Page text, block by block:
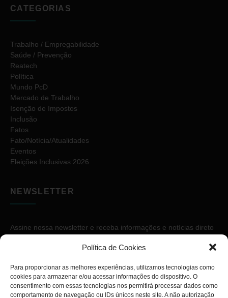
Política de Cookies
Para proporcionar as melhores experiências, utilizamos tecnologias como
cookies para armazenar e/ou acessar informações do dispositivo. O
consentimento com essas tecnologias nos permitirá processar dados como
comportamento de navegação ou IDs únicos neste site. A não autorização
CATEGORIAS
Trabalho / Empregabilidade
Saúde / Prevenção
Reatech
Política
Mundo PcD
Mercado de Trabalho
Isenção de Impostos
Inclusão
Fatos
Fato/Notícia/Atualidades
Eventos
Eleições Inclusivas 2026
NEWSLETTER
Assine nossa newsletter e receba informações e notícias direto